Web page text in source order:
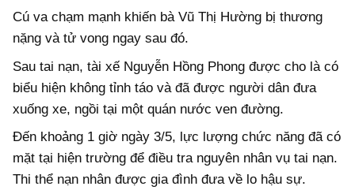
Cú va chạm mạnh khiến bà Vũ Thị Hường bị thương
nặng và tử vong ngay sau đó.
Sau tai nạn, tài xế Nguyễn Hồng Phong được cho là có
biểu hiện không tỉnh táo và đã được người dân đưa
xuống xe, ngồi tại một quán nước ven đường.
Đến khoảng 1 giờ ngày 3/5, lực lượng chức năng đã có
mặt tại hiện trường để điều tra nguyên nhân vụ tai nạn.
Thi thể nạn nhân được gia đình đưa về lo hậu sự.